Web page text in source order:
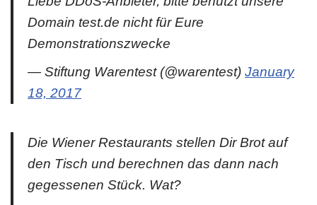
Domain test.de nicht für Eure
Demonstrationszwecke
— Stiftung Warentest (@warentest) January
18, 2017
Die Wiener Restaurants stellen Dir Brot auf
den Tisch und berechnen das dann nach
gegessenen Stück. Wat?